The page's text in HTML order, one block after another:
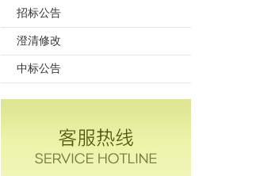
招标公告
澄清修改
中标公告